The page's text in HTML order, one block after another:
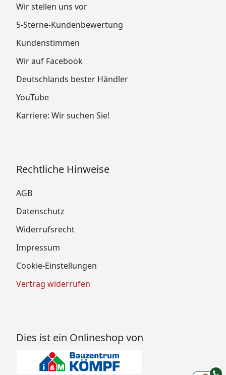
Wir stellen uns vor
5-Sterne-Kundenbewertung
Kundenstimmen
Wir auf Facebook
Deutschlands bester Händler
YouTube
Karriere: Wir suchen Sie!
Rechtliche Hinweise
AGB
Datenschutz
Widerrufsrecht
Impressum
Cookie-Einstellungen
Vertrag widerrufen
Dies ist ein Onlineshop von